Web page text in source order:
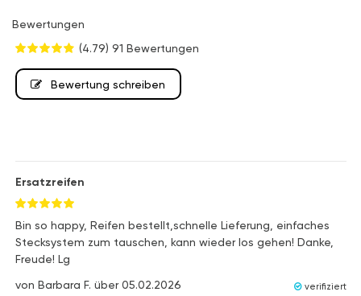
Bewertungen
(4.79) 91 Bewertungen
Bewertung schreiben
Ersatzreifen
Bin so happy, Reifen bestellt,schnelle Lieferung, einfaches
Stecksystem zum tauschen, kann wieder los gehen! Danke,
Freude! Lg
von Barbara F. über05.02.2026 verifiziert